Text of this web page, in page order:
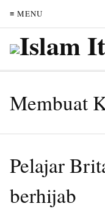
≡ MENU
Membuat
Pelajar
berhijab